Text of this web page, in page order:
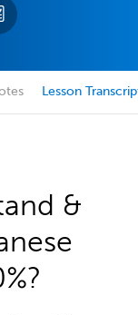
Lesson
&